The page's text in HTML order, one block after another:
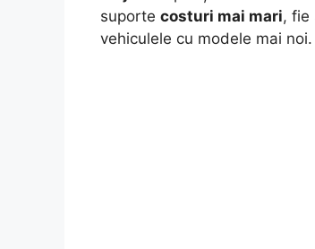
suporte costuri mai mari, fie
vehiculele cu modele mai noi.